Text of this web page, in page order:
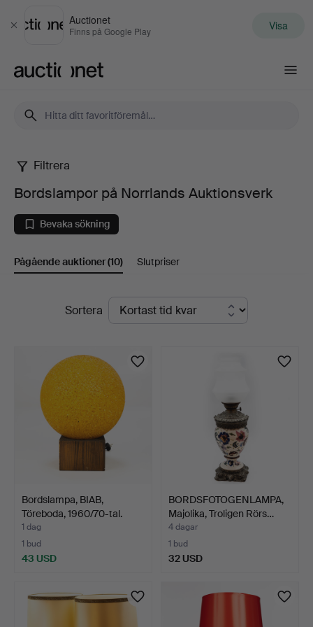
Stäng
Auctionet
Finns på Google Play Visa
Bordslampor
på
Norrlands
Auktionsverk
Filtrera
Bordslampor på Norrlands Auktionsverk
Bevaka sökning
Pågående auktioner(10) Slutpriser
PågåendeSortera
Bordslampa, BIAB,
Töreboda, 1960/70-tal.
1 dag
1 bud
43 USD
BORDSFOTOGENLAMPA,
Majolika, Troligen Rörs…
4 dagar
1 bud
32 USD